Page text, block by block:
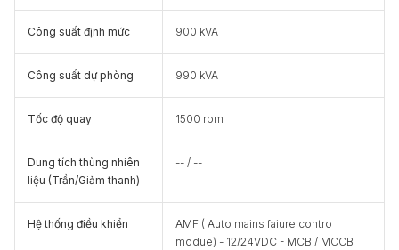
Công suất định mức 900 kVA
Công suất dự phòng 990 kVA
Tốc độ quay 1500 rpm
Dung tích thùng nhiên
liệu (Trần/Giảm thanh)
-- / --
Hệ thống điều khiển
AMF ( Auto mains faiure contro
modue) - 12/24VDC - MCB / MCCB